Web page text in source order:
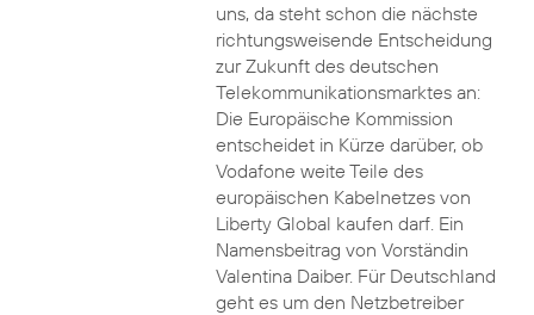
uns, da steht schon die nächste
richtungsweisende Entscheidung
zur Zukunft des deutschen
Telekommunikationsmarktes an:
Die Europäische Kommission
entscheidet in Kürze darüber, ob
Vodafone weite Teile des
europäischen Kabelnetzes von
Liberty Global kaufen darf. Ein
Namensbeitrag von Vorständin
Valentina Daiber. Für Deutschland
geht es um den Netzbetreiber